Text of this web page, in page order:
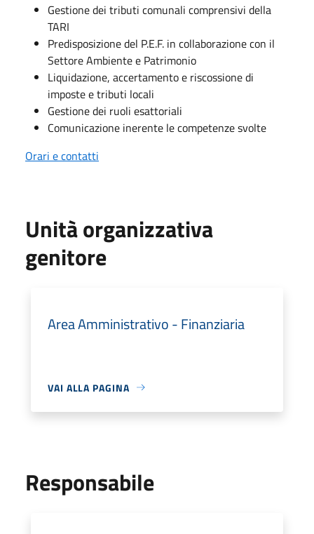
Gestione dei tributi comunali comprensivi della
TARI
Predisposizione del P.E.F. in collaborazione con il
Settore Ambiente e Patrimonio
Liquidazione, accertamento e riscossione di
imposte e tributi locali
Gestione dei ruoli esattoriali
Comunicazione inerente le competenze svolte
Orari e contatti
Unità organizzativa
genitore
Area Amministrativo - Finanziaria
VAI ALLA PAGINA
Responsabile